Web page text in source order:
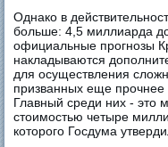
Однако в
больше: 4,5 миллиарда
официальные прогнозы
накладываются
для осуществления
призванных еще прочнее
Главный среди них - это
стоимостью четыре
которого Госдума